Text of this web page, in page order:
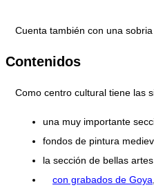
Cuenta también con una
Contenidos
Como centro cultural tiene las
una muy importante
fondos de pintura
la sección de bellas
con grabados de Goya